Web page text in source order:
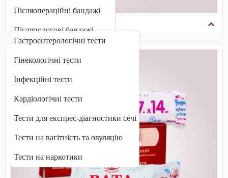
Післяопераційні бандажі
Післяпологові бандажі
Гастроентерологічні тести
Гінекологічні тести
Інфекційні тести
Кардіологічні тести
Тести для експрес-діагностики сечі
Тести на вагітність та овуляцію
Тести на наркотики